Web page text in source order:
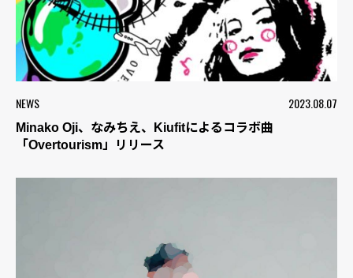
NEWS 2023.08.07
Minako Oji、なみちえ、Kiufitによるコラボ曲
「Overtourism」リリース